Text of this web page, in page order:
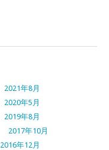
2021年8月
2020年5月
2019年8月
2017年10月
2016年12月